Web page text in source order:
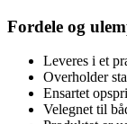
Fordele og
Leveres i et
Overholder
Ensartet
Velegnet til